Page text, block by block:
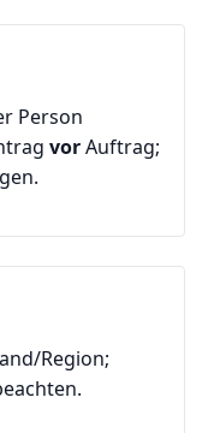
Person
vorAuftrag;
Region;